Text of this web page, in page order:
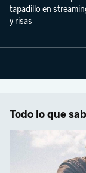
tapadillo en
y risas
Todo lo que